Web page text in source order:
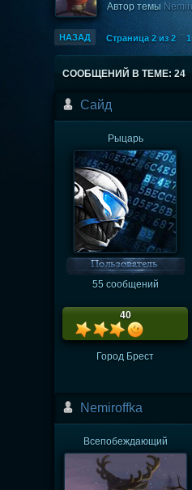
Автор темы
НАЗАД Страница 2 из 2 1
СООБЩЕНИЙ В ТЕМЕ: 24
Сайд
Рыцарь
55 сообщений
40
Город Брест
Nеmiroffkа
Всепобеждающий